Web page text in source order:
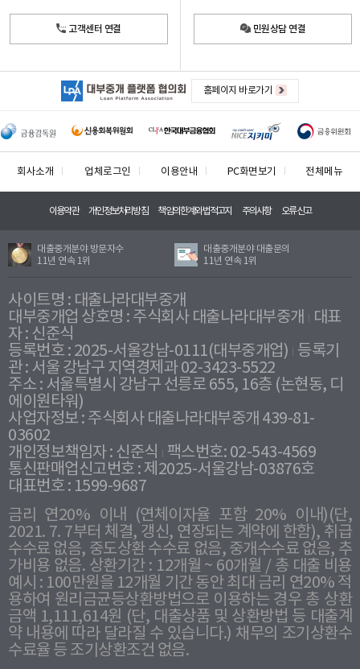
고객센터 연결 민원상담 연결
홈페이지 바로가기
회사소개 업체로그인 이용안내 PC화면보기 전체메뉴
이용약관 개인정보처리방침 책임의한계와법적고지 주의사항 오류신고
대출중개분야 방문자수
11년 연속 1위
대출중개분야 대출문의
11년 연속 1위
사이트명 : 대출나라대부중개
대부중개업 상호명 : 주식회사 대출나라대부중개
대표
자 : 신준식
등록번호 : 2025-서울강남-0111(대부중개업) 등록기
관 : 서울 강남구 지역경제과 02-3423-5522
주소 : 서울특별시 강남구 선릉로 655, 16층 (논현동, 디
에이원타워)
사업자정보 : 주식회사 대출나라대부중개 439-81-
03602
개인정보책임자 : 신준식
팩스번호: 02-543-4569
통신판매업신고번호 : 제2025-서울강남-03876호
대표번호 : 1599-9687
금리 연20% 이내 (연체이자율 포함 20% 이내)(단,
2021. 7. 7부터 체결, 갱신, 연장되는 계약에 한함), 취급
수수료 없음, 중도상환 수수료 없음, 중개수수료 없음, 추
가비용 없음. 상환기간 : 12개월 ~ 60개월 / 총 대출 비용
예시 : 100만원을 12개월 기간 동안 최대 금리 연20% 적
용하여 원리금균등상환방법으로 이용하는 경우 총 상환
금액 1,111,614원 (단, 대출상품 및 상환방법 등 대출계
약 내용에 따라 달라질 수 있습니다.) 채무의 조기상환수
수료율 등 조기상환조건 없음.